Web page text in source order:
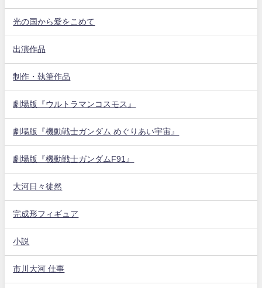
光の国から愛をこめて
出演作品
制作・執筆作品
劇場版『ウルトラマンコスモス』
劇場版『機動戦士ガンダム めぐりあい宇宙』
劇場版『機動戦士ガンダムF91』
大河日々徒然
完成形フィギュア
小説
市川大河 仕事